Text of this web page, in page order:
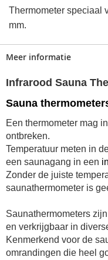
Thermometer speciaal
mm.
Meer informatie
Infrarood Sauna
Sauna
Een thermometer mag
ontbreken.
Temperatuur meten in
een saunagang in een
Zonder de juiste
saunathermometer is
Saunathermometers
en verkrijgbaar in
Kenmerkend voor de
omrandingen die heel